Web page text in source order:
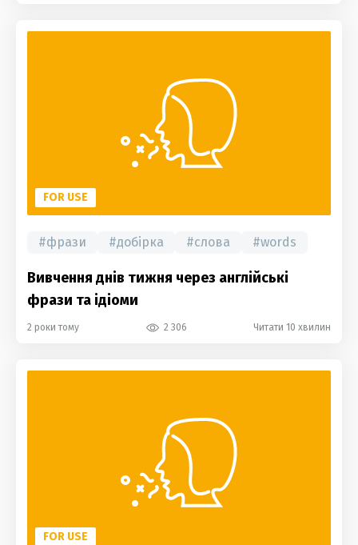
FOR USE
#фрази #добірка #слова #words
Вивчення днів тижня через англійські
фрази та ідіоми
2 роки тому 2 306 Читати 10 хвилин
FOR USE